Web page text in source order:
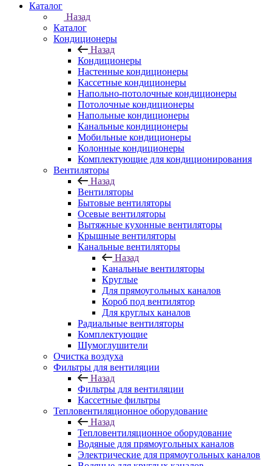
Каталог
Назад
Каталог
Кондиционеры
Назад
Кондиционеры
Настенные кондиционеры
Кассетные кондиционеры
Напольно-потолочные кондиционеры
Потолочные кондиционеры
Напольные кондиционеры
Канальные кондиционеры
Мобильные кондиционеры
Колонные кондиционеры
Комплектующие для кондиционирования
Вентиляторы
Назад
Вентиляторы
Бытовые вентиляторы
Осевые вентиляторы
Вытяжные кухонные вентиляторы
Крышные вентиляторы
Канальные вентиляторы
Назад
Канальные вентиляторы
Круглые
Для прямоугольных каналов
Короб под вентилятор
Для круглых каналов
Радиальные вентиляторы
Комплектующие
Шумоглушители
Очистка воздуха
Фильтры для вентиляции
Назад
Фильтры для вентиляции
Кассетные фильтры
Тепловентиляционное оборудование
Назад
Тепловентиляционное оборудование
Водяные для прямоугольных каналов
Электрические для прямоугольных каналов